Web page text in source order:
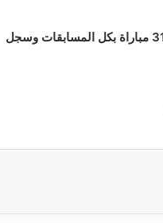
يذكر أن ناتشو لعب طوال مسيرته في صفوف ريال مدريد، وخاض مع الفريق الأول 316 مباراة بكل المسابقات وسجل